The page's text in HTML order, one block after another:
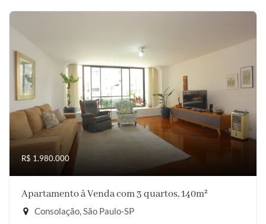
R$ 1.980.000
Apartamento à Venda com 3 quartos, 140m²
Consolação, São Paulo-SP